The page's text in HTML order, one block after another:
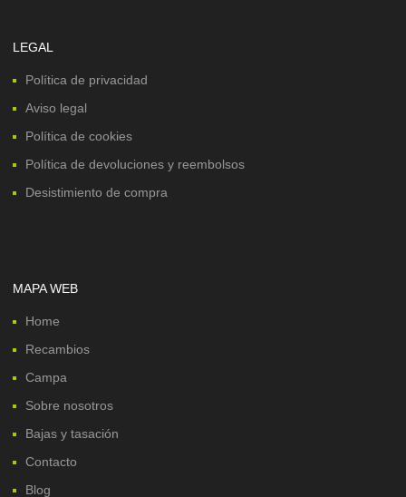
LEGAL
Política de privacidad
Aviso legal
Política de cookies
Política de devoluciones y reembolsos
Desistimiento de compra
MAPA WEB
Home
Recambios
Campa
Sobre nosotros
Bajas y tasación
Contacto
Blog